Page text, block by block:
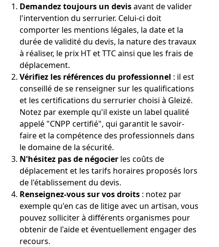
Demandez toujours un devisavant de valider
l'intervention du serrurier. Celui-ci doit
comporter les mentions légales, la date et la
durée de validité du devis, la nature des travaux
à réaliser, le prix HT et TTC ainsi que les frais de
déplacement.
Vérifiez les références du professionnel : il est
conseillé de se renseigner sur les qualifications
et les certifications du serrurier choisi à Gleizé.
Notez par exemple qu'il existe un label qualité
appelé "CNPP certifié", qui garantit le savoir-
faire et la compétence des professionnels dans
le domaine de la sécurité.
N'hésitez pas de négocier les coûts de
déplacement et les tarifs horaires proposés lors
de l'établissement du devis.
Renseignez-vous sur vos droits : notez par
exemple qu'en cas de litige avec un artisan, vous
pouvez solliciter à différents organismes pour
obtenir de l'aide et éventuellement engager des
recours.